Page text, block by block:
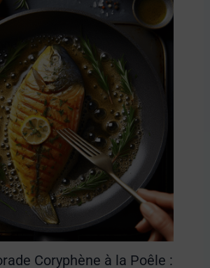
Coryphène à la Poêle :